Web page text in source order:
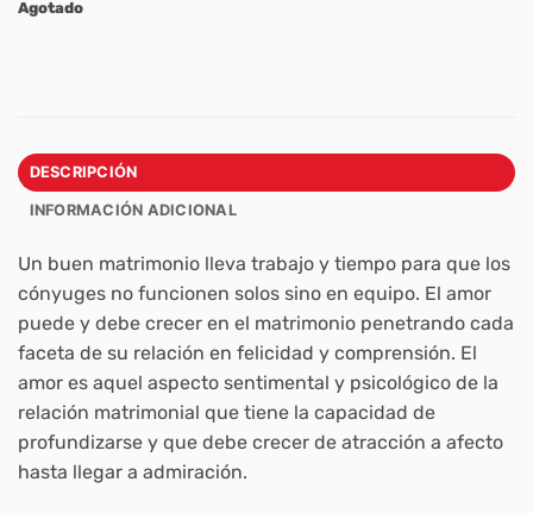
Agotado
DESCRIPCIÓN
INFORMACIÓN ADICIONAL
Un buen matrimonio lleva trabajo y tiempo para que los
cónyuges no funcionen solos sino en equipo. El amor
puede y debe crecer en el matrimonio penetrando cada
faceta de su relación en felicidad y comprensión. El
amor es aquel aspecto sentimental y psicológico de la
relación matrimonial que tiene la capacidad de
profundizarse y que debe crecer de atracción a afecto
hasta llegar a admiración.